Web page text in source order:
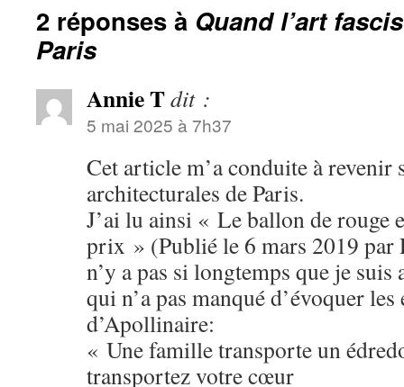
2 réponses à Quand l’art
Paris
Annie Tdit :
5 mai 2025 à 7h37
Cet article m’a conduite à
architecturales de Paris.
J’ai lu ainsi « Le ballon de rouge
prix » (Publié le 6 mars 2019
n’y a pas si longtemps que je suis
qui n’a pas manqué d’évoquer
d’Apollinaire:
« Une famille transporte un
transportez votre cœur